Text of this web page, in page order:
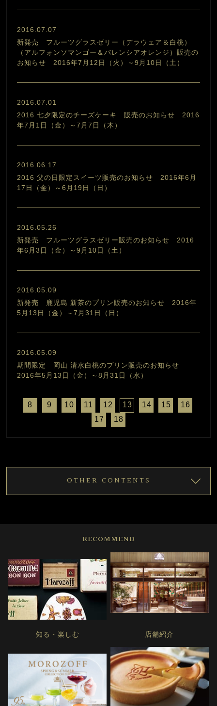
2016.07.07
新発売 フルーツグラスゼリー（デラウェア＆白桃）
（アルフォンソマンゴー＆バレンシアオレンジ）販売の
お知らせ 2016年7月12日（火）～9月10日（土）
2016.07.01
2016 七夕限定のチーズケーキ 販売のお知らせ 2016
年7月1日（金）～7月7日（木）
2016.06.17
2016 父の日限定スイーツ販売のお知らせ 2016年6月
17日（金）～6月19日（日）
2016.05.26
新発売 フルーツグラスゼリー販売のお知らせ 2016
年6月3日（金）～9月10日（土）
2016.05.09
新発売 鹿児島 新茶のプリン販売のお知らせ 2016年
5月13日（金）～7月31日（日）
2016.05.09
期間限定 岡山 清水白桃のプリン販売のお知らせ
2016年5月13日（金）～8月31日（水）
8 9 10 11 12 13 14 15
16
17
18
OTHER CONTENTS
RECOMMEND
知る・楽しむ 店舗紹介